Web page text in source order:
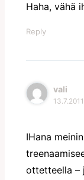
Haha, vähä
Reply
vali
IHana
ottetteella –